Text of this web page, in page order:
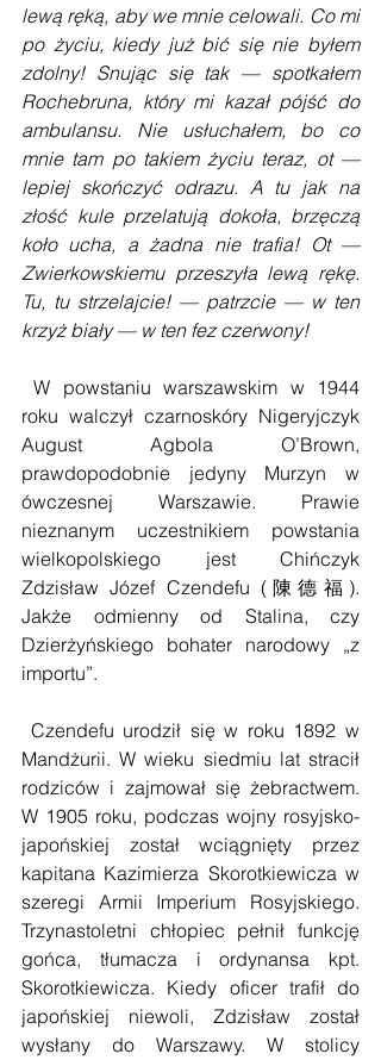
lewą ręką, aby we mnie celowali. Co mi
po życiu, kiedy już bić się nie byłem
zdolny! Snując się tak — spotkałem
Rochebruna, który mi kazał pójść do
ambulansu. Nie usłuchałem, bo co
mnie tam po takiem życiu teraz, ot —
lepiej skończyć odrazu. A tu jak na
złość kule przelatują do­koła, brzęczą
koło ucha, a żadna nie trafia! Ot —
Zwierkowskiemu przeszyła lewą rękę.
Tu, tu strzelajcie! — patrzcie — w ten
krzyż biały — w ten fez czerwony!
W powstaniu warszawskim w 1944
roku walczył czarnoskóry Nigeryjczyk
August Agbola O’Brown,
prawdopodobnie jedyny Murzyn w
ówczesnej Warszawie. Prawie
nieznanym uczestnikiem powstania
wielkopolskiego jest Chińczyk
Zdzisław Józef Czendefu (陳德福).
Jakże odmienny od Stalina, czy
Dzierżyńskiego bohater narodowy „z
importu”.
Mandżurii. W wieku siedmiu lat stracił
rodziców i zajmował się żebractwem.
W 1905 roku, podczas wojny rosyjsko-
japońskiej został wciągnięty przez
kapitana Kazimierza Skorotkiewicza w
szeregi Armii Imperium Rosyjskiego.
Trzynastoletni chłopiec pełnił funkcję
gońca, tłumacza i ordynansa kpt.
Skorotkiewicza. Kiedy oficer trafił do
japońskiej niewoli, Zdzisław został
wysłany do Warszawy. W stolicy